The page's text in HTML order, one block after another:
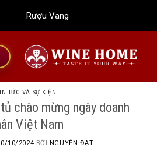
Rượu Vang Wine Home
TỨC VÀ SỰ KIỆN
chào mừng ngày doanh
Việt Nam
10/2024 BỞI NGUYỄN ĐẠT